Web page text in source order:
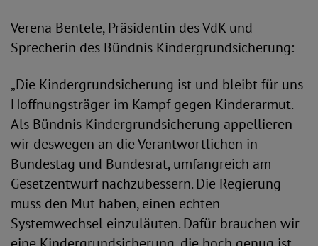
Verena Bentele, Präsidentin des VdK und
Sprecherin des Bündnis Kindergrundsicherung:
„Die Kindergrundsicherung ist und bleibt für uns
Hoffnungsträger im Kampf gegen Kinderarmut.
Als Bündnis Kindergrundsicherung appellieren
wir deswegen an die Verantwortlichen in
Bundestag und Bundesrat, umfangreich am
Gesetzentwurf nachzubessern. Die Regierung
muss den Mut haben, einen echten
Systemwechsel einzuläuten. Dafür brauchen wir